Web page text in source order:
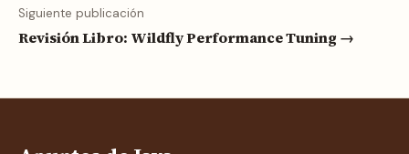
Siguiente publicación
Revisión Libro: Wildfly Performance Tuning →